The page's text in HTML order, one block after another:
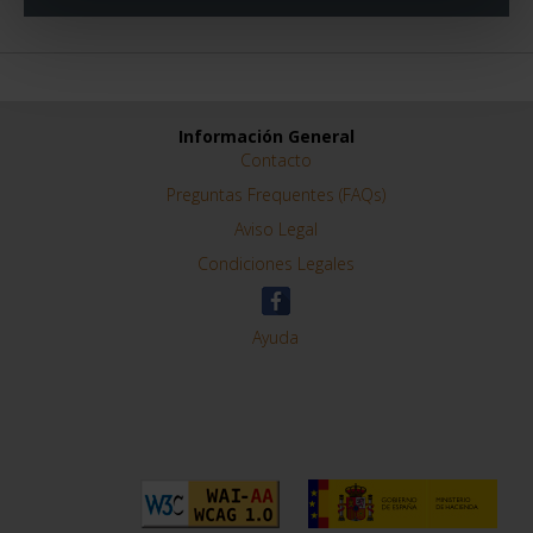
Información General
Contacto
Preguntas Frequentes (FAQs)
Aviso Legal
Condiciones Legales
Ayuda